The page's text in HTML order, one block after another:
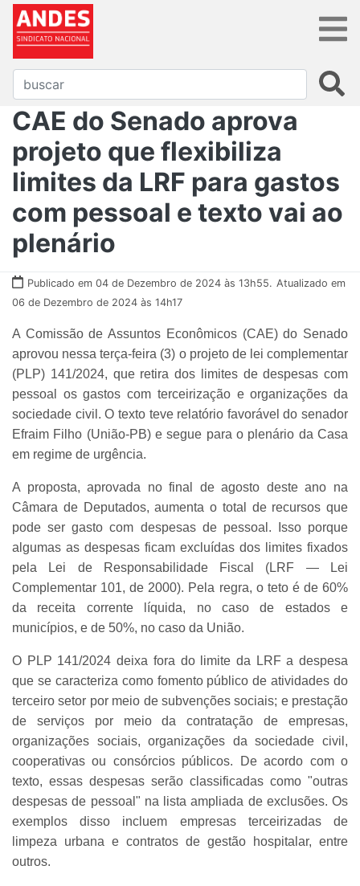
CAE do Senado aprova
projeto que flexibiliza
limites da LRF para gastos
com pessoal e texto vai ao
plenário
Publicado em 04 de Dezembro de 2024 às 13h55. Atualizado em
06 de Dezembro de 2024 às 14h17
A Comissão de Assuntos Econômicos (CAE) do Senado
aprovou nessa terça-feira (3) o projeto de lei complementar
(PLP) 141/2024, que retira dos limites de despesas com
pessoal os gastos com terceirização e organizações da
sociedade civil. O texto teve relatório favorável do senador
Efraim Filho (União-PB) e segue para o plenário da Casa
em regime de urgência.
A proposta, aprovada no final de agosto deste ano na
Câmara de Deputados, aumenta o total de recursos que
pode ser gasto com despesas de pessoal. Isso porque
algumas as despesas ficam excluídas dos limites fixados
pela Lei de Responsabilidade Fiscal (LRF — Lei
Complementar 101, de 2000). Pela regra, o teto é de 60%
da receita corrente líquida, no caso de estados e
municípios, e de 50%, no caso da União.
O PLP 141/2024 deixa fora do limite da LRF a despesa
que se caracteriza como fomento público de atividades do
terceiro setor por meio de subvenções sociais; e prestação
de serviços por meio da contratação de empresas,
organizações sociais, organizações da sociedade civil,
cooperativas ou consórcios públicos. De acordo com o
texto, essas despesas serão classificadas como "outras
despesas de pessoal" na lista ampliada de exclusões. Os
exemplos disso incluem empresas terceirizadas de
limpeza urbana e contratos de gestão hospitalar, entre
outros.